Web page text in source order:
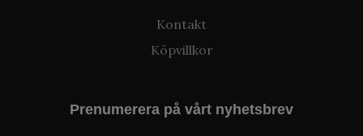
Kontakt
Köpvillkor
Prenumerera på vårt nyhetsbrev